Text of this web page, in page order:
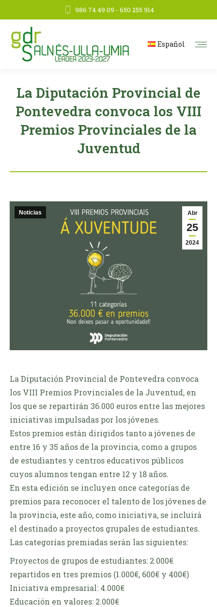
986 74 49 09 - 650 255 914
Español
La Diputación Provincial de
Pontevedra convoca los VIII
Premios Provinciales de la
Juventud
Abr
25
2024
Noticias
La Diputación Provincial de Pontevedra convoca
los VIII Premios Provinciales de la Juventud, en
los que se repartirán 36.000 euros entre las mejores
iniciativas impulsadas por los jóvenes.
Estos premios están dirigidos tanto a jóvenes de
entre 16 y 35 años de la provincia, como a grupos
de estudiantes y centros educativos públicos
cuyos alumnos tengan entre 12 y 18 años.
En esta edición se incluyen once categorías de
premios para reconocer el talento de los jóvenes de
la provincia, este año, como iniciativa, se incluirá
el destinado a proyectos grupales de estudiantes.
Las categorías premiadas serán las siguientes:
Proyectos de grupos de estudiantes: 2.000€
repartidos en tres premios (1.000€, 600€ y 400€)
Iniciativa empresarial: 4.000€
Educación en valores: 2.000€